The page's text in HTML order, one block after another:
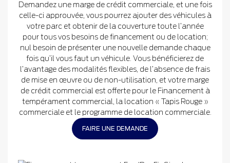
Demandez une marge de crédit commerciale, et une fois
celle-ci approuvée, vous pourrez ajouter des véhicules à
votre parc et obtenir de la couverture toute l’année
pour tous vos besoins de financement ou de location;
nul besoin de présenter une nouvelle demande chaque
fois qu’il vous faut un véhicule. Vous bénéficierez de
l’avantage des modalités flexibles, de l’absence de frais
de mise en œuvre ou de non-utilisation, et votre marge
de crédit commercial est offerte pour le Financement à
tempérament commercial, la location « Tapis Rouge »
commerciale et le programme de location commerciale.
FAIRE UNE DEMANDE